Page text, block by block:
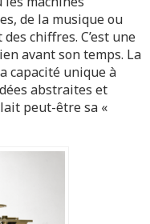
de la musique ou
chiffres. C’est une
avant son temps. La
capacité unique à
abstraites et
peut-être sa «